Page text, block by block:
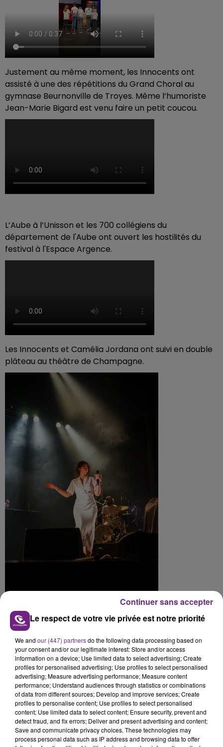
Justement au même moment, les Innocents ont
assisté à une des répétitions du Grand Choral au
gymnase Beurnonville de Troyes. Même l’humoriste
Jean-Marie Bigard est venu faire un petit coucou.
L’Aube à l’Unisson et les 700 collégiens du
département de l'Aube ont ouvert les hostilités du
festival à l'Espace Argence.
Les Innocents et Camélia Jordana ont suivi en double
plâteau au théâtre de Champagne.
Et puis il y a toujours le festival Ofofof: Les groupes
Taxis Kebab et The Pier ont joué au Fer à Gus (24 rue
Louis Ulbach).
En attendant la suite demain, voici l'interview
Le respect de votre vie privée est notre priorité
We and our (447) partnersdo the following data processing based on
your consent and/or our legitimate interest: Store and/or access
information on a device; Use limited data to select advertising; Create
profiles for personalised advertising; Use profiles to select personalised
advertising; Measure advertising performance; Measure content
performance; Understand audiences through statistics or combinations
of data from different sources; Develop and improve services; Create
profiles to personalise content; Use profiles to select personalised
content; Use limited data to select content; Ensure security, prevent and
detect fraud, and fix errors; Deliver and present advertising and content;
Save and communicate privacy choices. These technologies may
process personal data such as IP address and browsing data to offer
Continuer sans accepter